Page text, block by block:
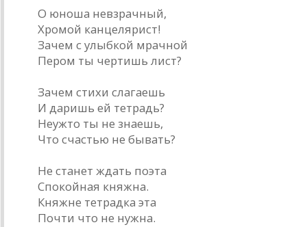
О юноша невзрачный,
Хромой канцелярист!
Зачем с улыбкой мрачной
Пером ты чертишь лист?
Зачем стихи слагаешь
И даришь ей тетрадь?
Неужто ты не знаешь,
Что счастью не бывать?
Не станет ждать поэта
Спокойная княжна.
Княжне тетрадка эта
Почти что не нужна.